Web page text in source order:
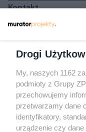
Kontakt
Odwiedź
Gdybym
przed budową
Drogi
My, naszych 1162
podmioty z Grupy
przechowujemy
przetwarzamy dane
identyfikatory,
urządzenie czy